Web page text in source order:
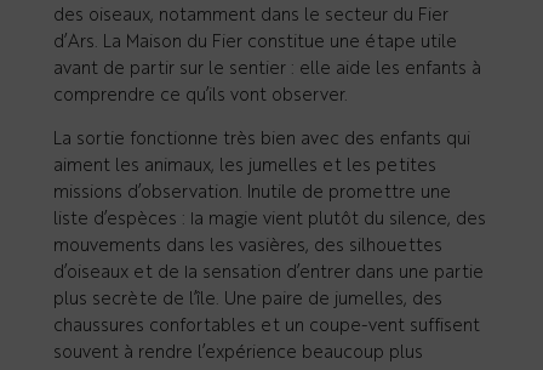
des oiseaux, notamment dans le secteur du Fier
d’Ars. La Maison du Fier constitue une étape utile
avant de partir sur le sentier : elle aide les enfants à
comprendre ce qu’ils vont observer.
La sortie fonctionne très bien avec des enfants qui
aiment les animaux, les jumelles et les petites
missions d’observation. Inutile de promettre une
liste d’espèces : la magie vient plutôt du silence, des
mouvements dans les vasières, des silhouettes
d’oiseaux et de la sensation d’entrer dans une partie
plus secrète de l’île. Une paire de jumelles, des
chaussures confortables et un coupe-vent suffisent
souvent à rendre l’expérience beaucoup plus